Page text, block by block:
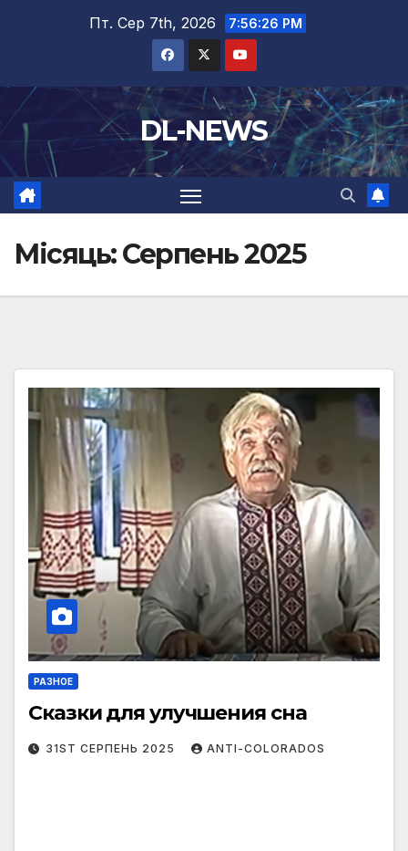
Пт. Сер 7th, 2026 7:56:27 PM
DL-NEWS
Місяць:Серпень 2025
РАЗНОЕ
Сказки для улучшения сна
31ST СЕРПЕНЬ 2025 ANTI-COLORADOS